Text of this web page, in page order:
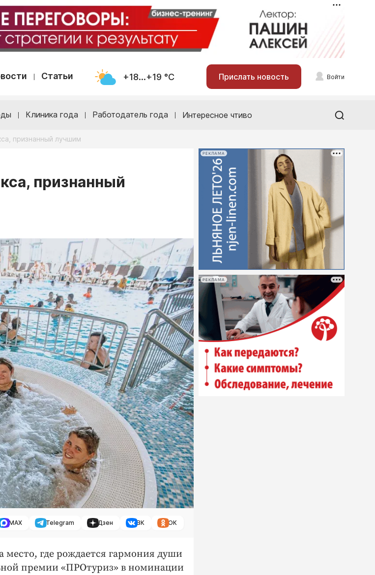
Статьи +18...+19 °С Прислать новость Войти
Клиника года Работодатель года Интересное чтиво
признанный лучшим
признанный
MAX Telegram Дзен ВК ОК
где рождается гармония души
премии «ПРОтуриз» в номинации
РЕКЛАМА
РЕКЛАМА